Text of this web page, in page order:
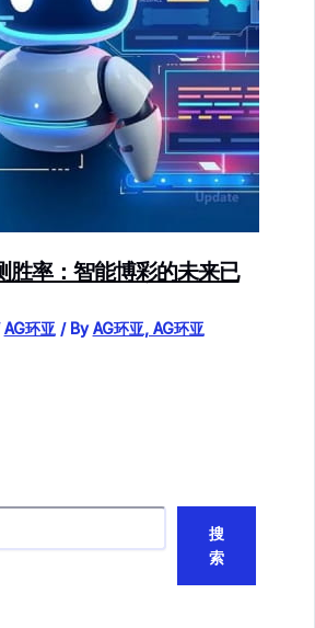
胜率：智能博彩的未来已
AG环亚 / ByAG环亚, AG环亚
搜
索